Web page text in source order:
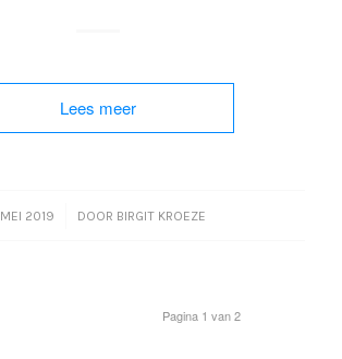
Lees meer
2019 DOOR BIRGIT KROEZE
Pagina 1 van 2